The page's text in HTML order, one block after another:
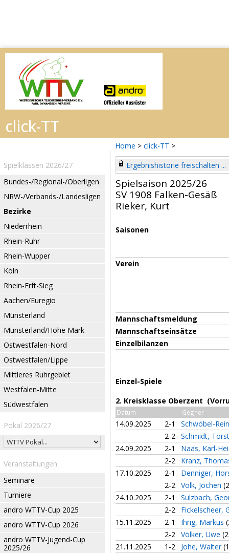
Home > click-TT >
Spielklassen 2026/27
Bundes-/Regional-/Oberligen
NRW-/Verbands-/Landesligen
Bezirke
Niederrhein
Rhein-Ruhr
Rhein-Wupper
Köln
Rhein-Erft-Sieg
Aachen/Euregio
Münsterland
Münsterland/Hohe Mark
Ostwestfalen-Nord
Ostwestfalen/Lippe
Mittleres Ruhrgebiet
Westfalen-Mitte
Südwestfalen
Pokal 2026/27
Veranstaltungen
Seminare
Turniere
andro WTTV-Cup 2025
andro WTTV-Cup 2026
andro WTTV-Jugend-Cup
2025/26
Ergebnishistorie freischalten ...
Spielsaison 2025/26
SV 1908 Falken-Gesäß
Rieker, Kurt
Saisonen
Verein
Mannschaftsmeldung
Mannschaftseinsätze
Einzelbilanzen
Einzel-Spiele
2. Kreisklasse Oberzent
Datum Gegner
14.09.2025 2-1
Schwöbel-
2-2 Schmidt,
24.09.2025
2-1
Naas, Karl-
2-2
Kranz,
17.10.2025
2-1
Denniger,
2-2 Volk, Jochen
24.10.2025
2-1
Sulzbach,
2-2
Fickelscheer,
15.11.2025
2-1 Ihrig, Markus
2-2 Völker, Uwe
21.11.2025
1-2 Johe, Walter